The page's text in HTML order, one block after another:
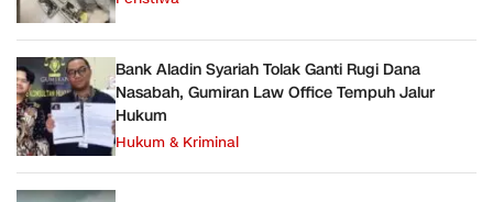
Bank Aladin Syariah Tolak Ganti Rugi Dana
Nasabah, Gumiran Law Office Tempuh Jalur
Hukum
Hukum & Kriminal